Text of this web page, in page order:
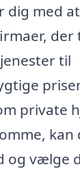
dig med
der
til
private
kan
og vælge